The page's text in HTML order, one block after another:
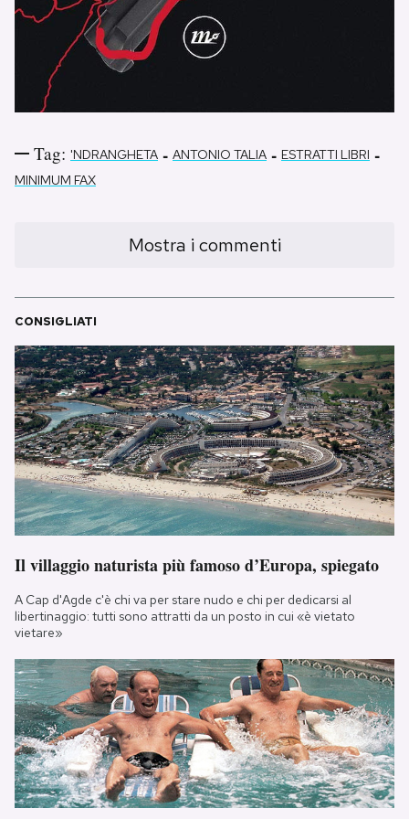
Tag: 'NDRANGHETA - ANTONIO TALIA - ESTRATTI LIBRI -
MINIMUM FAX
Mostra i commenti
CONSIGLIATI
Il villaggio naturista più famoso d’Europa, spiegato
A Cap d'Agde c'è chi va per stare nudo e chi per dedicarsi al
libertinaggio: tutti sono attratti da un posto in cui «è vietato
vietare»